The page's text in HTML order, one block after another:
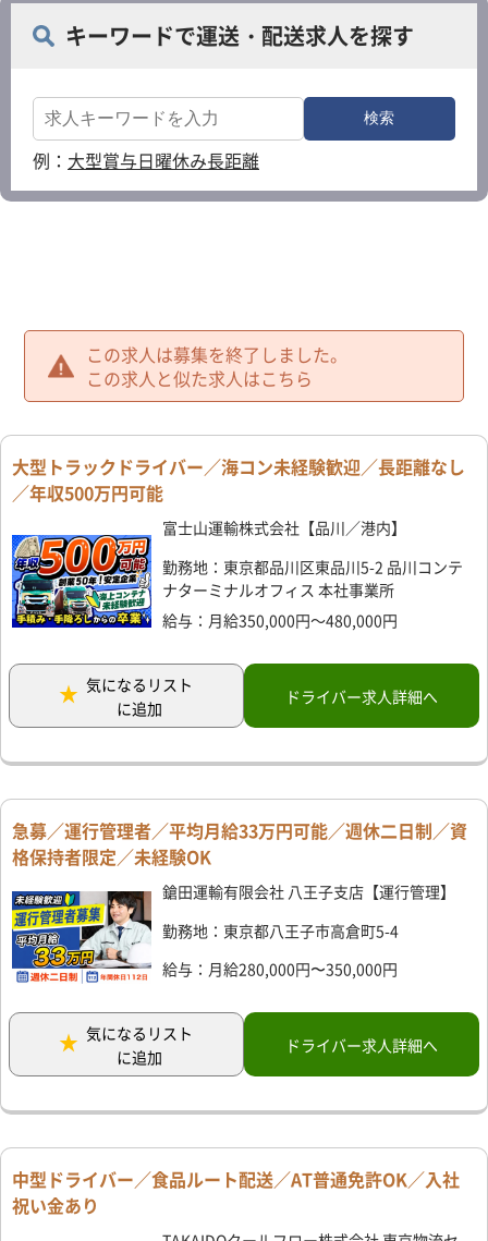
キーワードで運送・配送求人を探す
例： 大型賞与日曜休み長距離
この求人は募集を終了しました。
この求人と似た求人はこちら
大型トラックドライバー／海コン未経験歓迎／長距離なし
／年収500万円可能
富士山運輸株式会社【品川／港内】
勤務地：東京都品川区東品川5-2 品川コンテ
ナターミナルオフィス 本社事業所
給与：月給350,000円～480,000円
気になるリスト
に追加
ドライバー求人詳細へ
急募／運行管理者／平均月給33万円可能／週休二日制／資
格保持者限定／未経験OK
鎗田運輸有限会社 八王子支店【運行管理】
勤務地：東京都八王子市高倉町5-4
給与：月給280,000円〜350,000円
気になるリスト
に追加
ドライバー求人詳細へ
中型ドライバー／食品ルート配送／AT普通免許OK／入社
祝い金あり